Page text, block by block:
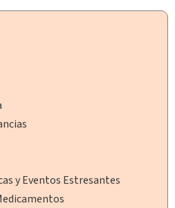
y Eventos Estresantes